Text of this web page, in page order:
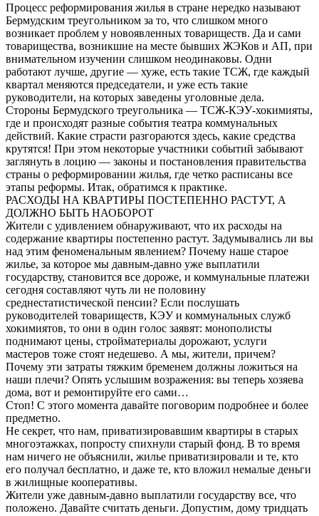
Процесс реформирования жилья в стране нередко называют
Бермудским треугольником за то, что слишком много
возникает проблем у новоявленных товариществ. Да и сами
товарищества, возникшие на месте бывших ЖЭКов и АП, при
внимательном изучении слишком неодинаковы. Одни
работают лучше, другие — хуже, есть такие ТСЖ, где каждый
квартал меняются председатели, и уже есть такие
руководители, на которых заведены уголовные дела.
Стороны Бермудского треугольника — ТСЖ-КЭУ-хокимияты,
где и происходят разные события театра коммунальных
действий. Какие страсти разгораются здесь, какие средства
крутятся! При этом некоторые участники событий забывают
заглянуть в лоцию — законы и постановления правительства
страны о реформировании жилья, где четко расписаны все
этапы реформы. Итак, обратимся к практике.
РАСХОДЫ НА КВАРТИРЫ ПОСТЕПЕННО РАСТУТ, А
ДОЛЖНО БЫТЬ НАОБОРОТ
Жители с удивлением обнаруживают, что их расходы на
содержание квартиры постепенно растут. Задумывались ли вы
над этим феноменальным явлением? Почему наше старое
жилье, за которое мы давным-давно уже выплатили
государству, становится все дороже, и коммунальные платежи
сегодня составляют чуть ли не половину
среднестатистической пенсии? Если послушать
руководителей товариществ, КЭУ и коммунальных служб
хокимиятов, то они в один голос заявят: монополисты
поднимают цены, стройматериалы дорожают, услуги
мастеров тоже стоят недешево. А мы, жители, причем?
Почему эти затраты тяжким бременем должны ложиться на
наши плечи? Опять услышим возражения: вы теперь хозяева
дома, вот и ремонтируйте его сами…
Стоп! С этого момента давайте поговорим подробнее и более
предметно.
Не секрет, что нам, приватизировавшим квартиры в старых
многоэтажках, попросту спихнули старый фонд. В то время
нам ничего не объяснили, жилье приватизировали и те, кто
его получал бесплатно, и даже те, кто вложил немалые деньги
в жилищные кооперативы.
Жители уже давным-давно выплатили государству все, что
положено. Давайте считать деньги. Допустим, дому тридцать